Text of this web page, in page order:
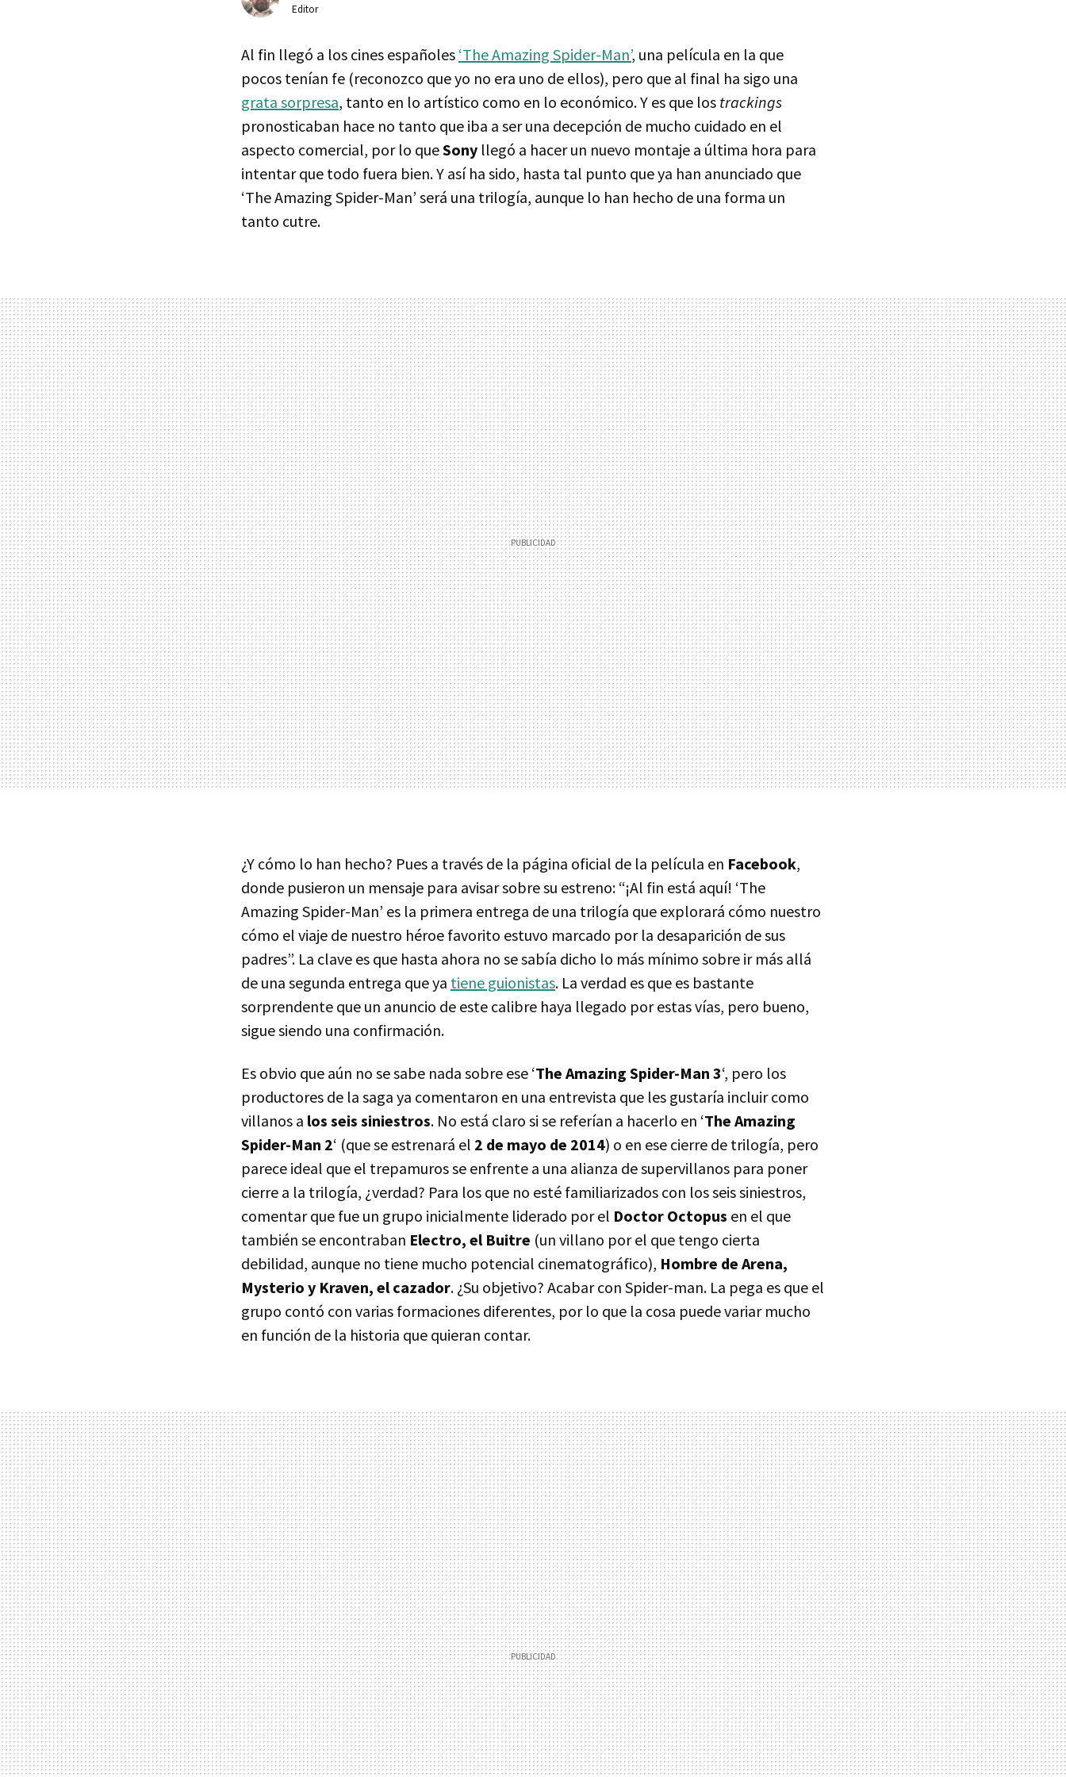
Editor
Al fin llegó a los cines españoles ‘The Amazing Spider-Man’, una película en la que
pocos tenían fe (reconozco que yo no era uno de ellos), pero que al final ha sigo una
grata sorpresa, tanto en lo artístico como en lo económico. Y es que los trackings
pronosticaban hace no tanto que iba a ser una decepción de mucho cuidado en el
aspecto comercial, por lo queSony llegó a hacer un nuevo montaje a última hora para
intentar que todo fuera bien. Y así ha sido, hasta tal punto que ya han anunciado que
‘The Amazing Spider-Man’ será una trilogía, aunque lo han hecho de una forma un
tanto cutre.
¿Y cómo lo han hecho? Pues a través de la página oficial de la película en Facebook,
donde pusieron un mensaje para avisar sobre su estreno: “¡Al fin está aquí! ‘The
Amazing Spider-Man’ es la primera entrega de una trilogía que explorará cómo nuestro
cómo el viaje de nuestro héroe favorito estuvo marcado por la desaparición de sus
padres”. La clave es que hasta ahora no se sabía dicho lo más mínimo sobre ir más allá
de una segunda entrega que ya tiene guionistas. La verdad es que es bastante
sorprendente que un anuncio de este calibre haya llegado por estas vías, pero bueno,
sigue siendo una confirmación.
Es obvio que aún no se sabe nada sobre ese ‘The Amazing Spider-Man 3‘, pero los
productores de la saga ya comentaron en una entrevista que les gustaría incluir como
villanos a los seis siniestros. No está claro si se referían a hacerlo en ‘The Amazing
Spider-Man 2‘ (que se estrenará el 2 de mayo de 2014) o en ese cierre de trilogía, pero
parece ideal que el trepamuros se enfrente a una alianza de supervillanos para poner
cierre a la trilogía, ¿verdad? Para los que no esté familiarizados con los seis siniestros,
comentar que fue un grupo inicialmente liderado por el Doctor Octopus en el que
también se encontraban Electro, el Buitre (un villano por el que tengo cierta
debilidad, aunque no tiene mucho potencial cinematográfico), Hombre de Arena,
Mysterio y Kraven, el cazador. ¿Su objetivo? Acabar con Spider-man. La pega es que el
grupo contó con varias formaciones diferentes, por lo que la cosa puede variar mucho
en función de la historia que quieran contar.